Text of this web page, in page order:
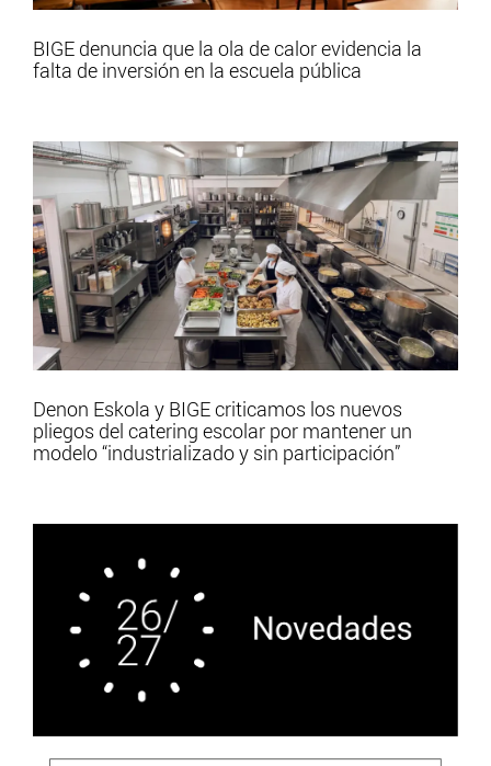
BIGE denuncia que la ola de calor evidencia la
falta de inversión en la escuela pública
Denon Eskola y BIGE criticamos los nuevos
pliegos del catering escolar por mantener un
modelo “industrializado y sin participación”